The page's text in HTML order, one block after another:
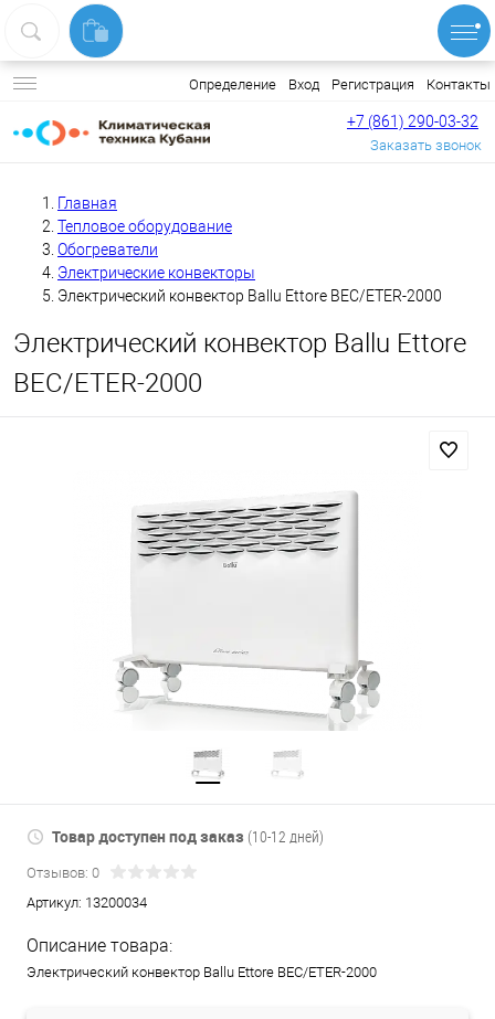
Определение Вход Регистрация Контакты
+7 (861) 290-03-32
Заказать звонок
Главная
Тепловое оборудование
Обогреватели
Электрические конвекторы
Электрический конвектор Ballu Ettore BEC/ETER-2000
Электрический конвектор Ballu Ettore
BEC/ETER-2000
Товар доступен под заказ (10-12 дней)
Отзывов: 0
Артикул: 13200034
Описание товара:
Электрический конвектор Ballu Ettore BEC/ETER-2000